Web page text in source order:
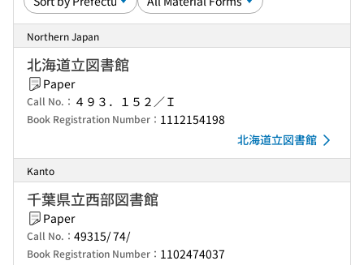
Northern Japan
北海道立図書館
Paper
Call No.： ４９３．１５２／Ｉ
Book Registration Number： 1112154198
北海道立図書館
Kanto
千葉県立西部図書館
Paper
Call No.： 49315/ 74/
Book Registration Number： 1102474037